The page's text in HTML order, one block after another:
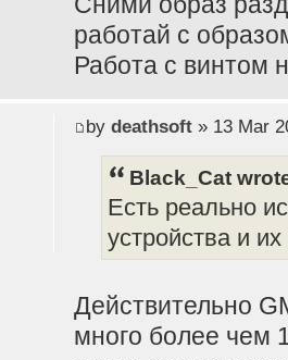
работай с
Работа с винтом
by deathsoft» 13 Mar
Black_Cat
Есть реально
устройства и
Действительно
много более чем